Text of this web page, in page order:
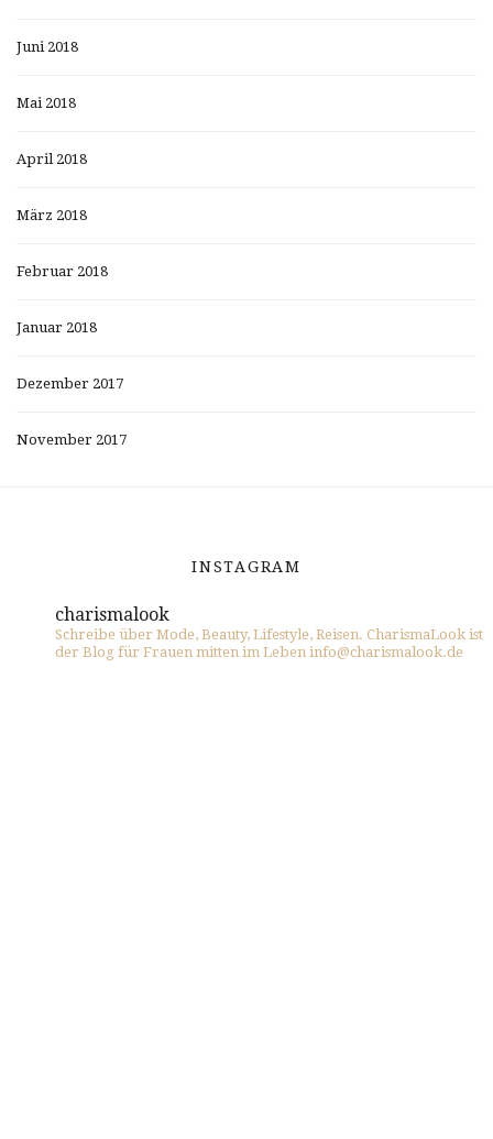
Juni 2018
Mai 2018
April 2018
März 2018
Februar 2018
Januar 2018
Dezember 2017
November 2017
INSTAGRAM
charismalook
Schreibe über Mode, Beauty, Lifestyle, Reisen. CharismaLook ist
der Blog für Frauen mitten im Leben info@charismalook.de